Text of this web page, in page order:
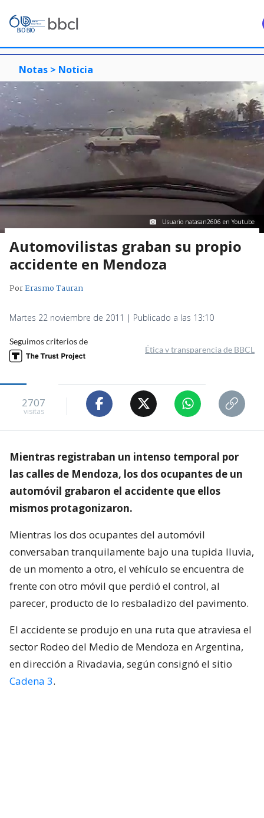
Notas > Noticia
Usuario natasan2606 en Youtube
Automovilistas graban su propio
accidente en Mendoza
PorErasmo Tauran
Martes 22 noviembre de 2011 | Publicado a las 13:10
Seguimos criterios de
Ética y transparencia de BBCL
2707
visitas
Mientras registraban un intenso temporal por
las calles de Mendoza, los dos ocupantes de un
automóvil grabaron el accidente que ellos
mismos protagonizaron.
Mientras los dos ocupantes del automóvil
conversaban tranquilamente bajo una tupida lluvia,
de un momento a otro, el vehículo se encuentra de
frente con otro móvil que perdió el control, al
parecer, producto de lo resbaladizo del pavimento.
El accidente se produjo en una ruta que atraviesa el
sector Rodeo del Medio de Mendoza en Argentina,
en dirección a Rivadavia, según consignó el sitio
Cadena 3.